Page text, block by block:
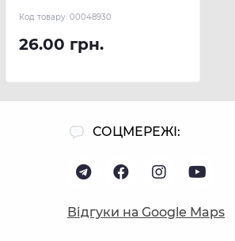
Код товару: 00048930
26.00 грн.
СОЦМЕРЕЖІ:
Відгуки на Google Maps